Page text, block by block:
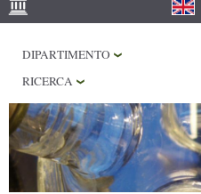
MUSEI
OSSERVATORIO
BIBLIOTECHE
SERVIZI
DIPARTIMENTO
RICERCA